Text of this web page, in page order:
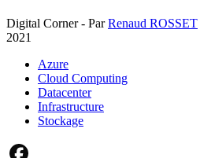
Digital Corner - ParRenaud ROSSET
2021
Azure
Cloud Computing
Datacenter
Infrastructure
Stockage